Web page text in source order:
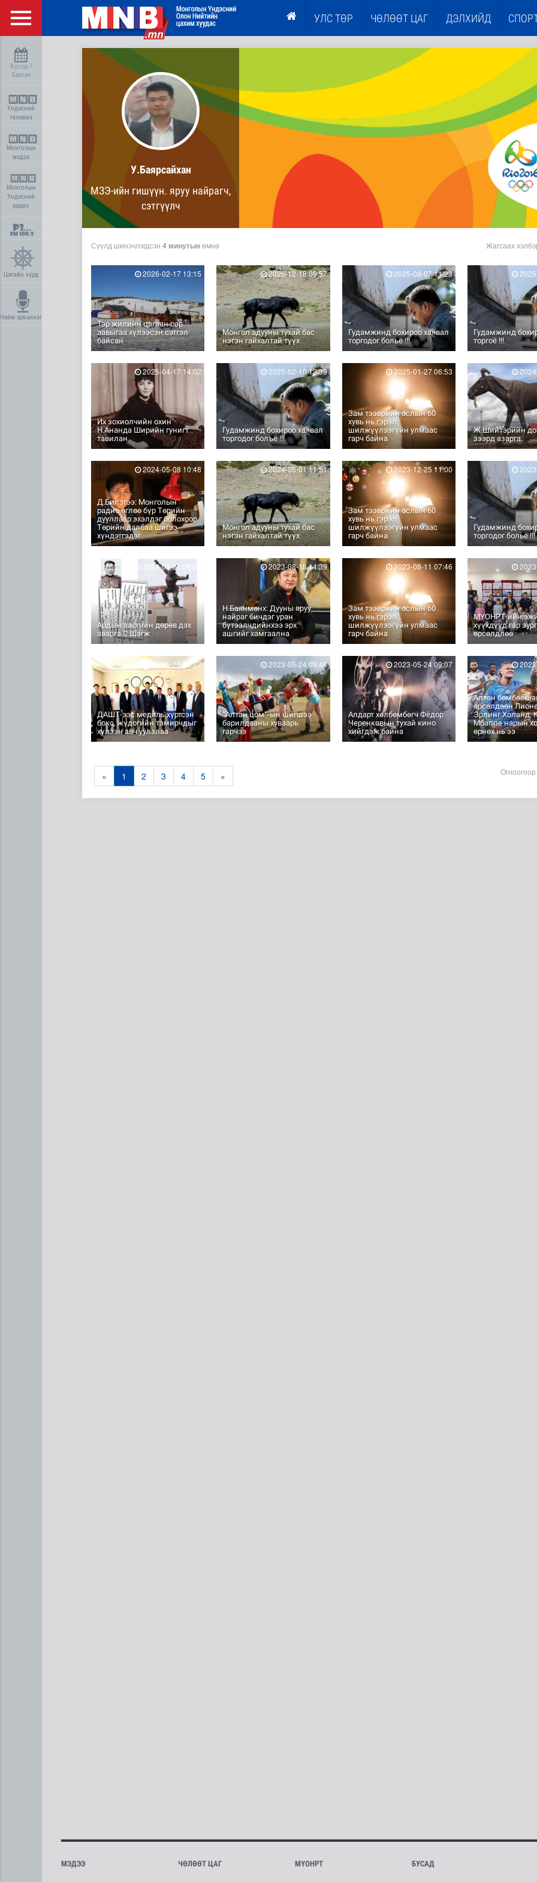
УЛС ТӨР ЧӨЛӨӨТ ЦАГ ДЭЛХИЙД
8-р сар 7
Баасан
Үндэсний
телевиз
Монголын
мэдээ
Монголын
Үндэсний
радио
Цагийн хүрд
Найм арваннэг
У.Баярсайхан
МЗЭ-ийн гишүүн. яруу найрагч,
сэтгүүлч
Сүүлд шинэчлэгдсэн 4 минутынөмнө Жагсаах
Тэр жилийн цагаан сар
аавыгаа хүлээсэн сэтгэл
байсан
2026-02-17 13:15
Монгол адууны тухай бас
нэгэн гайхалтай түүх
2025-12-18 09:57
Гудамжинд бохироо хаявал
торгодог больё !!!
2025-08-07 11:23
Гудамжинд
торгоё !!!
Их зохиолчийн охин
Н.Ананда Ширийн гунигт
тавилан
2025-04-17 14:02
Гудамжинд бохироо хаявал
торгодог болъё !!!
2025-02-10 12:39
Зам тээврийн ослын 60
хувь нь гэрэл
шилжүүлээгүйн улмаас
гарч байна
2025-01-27 06:53
Ж.Шийтэрийн
зээрд азарга
Д.Билэгээ: Монголын
радио өглөө бүр Төрийн
дууллаар эхэлдэг болохоор
Төрийн далбаа шигээ
хүндэтгэдэг
2024-05-08 10:48
Монгол адууны тухай бас
нэгэн гайхалтай түүх
2024-05-01 11:51
Зам тээврийн ослын 60
хувь нь гэрэл
шилжүүлээгүйн улмаас
гарч байна
2023-12-25 11:00
Гудамжинд
торгодог больё !!!
Ардын засгийн дөрөв дэх
аварга С.Шагж
2023-08-31 08:50
Н.Баянмөнх: Дууны яруу
найраг бичдэг уран
бүтээлчдийнхээ эрх
ашгийг хамгаална
2023-08-18 14:39
Зам тээврийн ослын 60
хувь нь гэрэл
шилжүүлээгүйн улмаас
гарч байна
2023-08-11 07:46
МҮОНРТ-ийн
хүүхдүүд гар
өрсөлдлөө
ДАШТ-ээс медаль хүртсэн
бокс, жүдогийн тамирчдыг
хүлээн авч уулзлаа
2023-05-25 08:27
“Алтан цом”-ын шигшээ
барилдааны хуваарь
гарчээ
2023-05-24 09:46
Алдарт хөлбөмбөгч Фёдор
Черенковын тухай кино
хийгдэж байна
2023-05-24 09:07
Алтан бөмбөг
өрсөлдөөн
Эрлинг Холанд,
Мбаппе нарын
өрнөх нь ээ
« 1 2 3 4 5 »
МЭДЭЭ ЧӨЛӨӨТ ЦАГ МҮОНРТ БУСАД